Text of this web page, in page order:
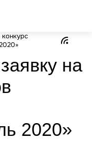
конкурс
на
2020»